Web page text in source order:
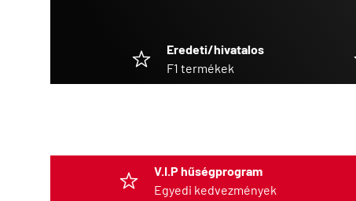
Eredeti/hivatalos
F1 termékek
V.I.P hűségprogram
Egyedi kedvezmények